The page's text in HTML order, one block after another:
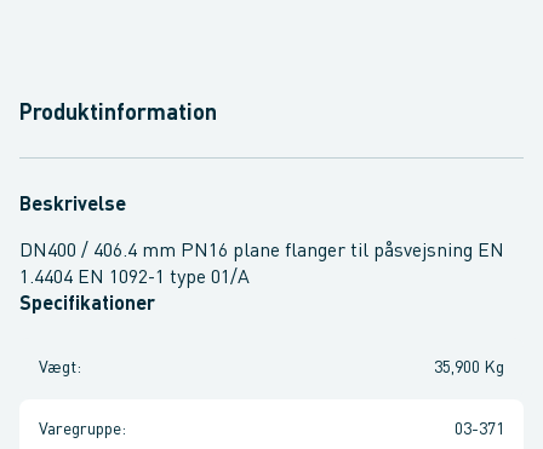
Produktinformation
Beskrivelse
DN400 / 406.4 mm PN16 plane flanger til påsvejsning EN
1.4404 EN 1092-1 type 01/A
Specifikationer
Vægt: 35,900 Kg
Varegruppe: 03-371